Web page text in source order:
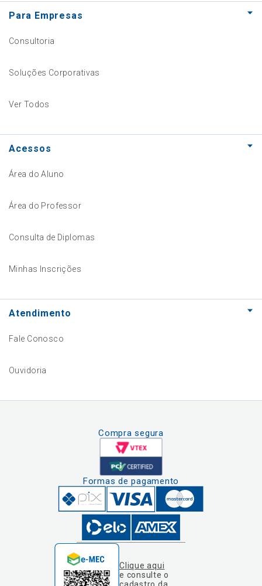
Para Empresas
Consultoria
Soluções Corporativas
Ver Todos
Acessos
Área do Aluno
Área do Professor
Consulta de Diplomas
Minhas Inscrições
Atendimento
Fale Conosco
Ouvidoria
Compra segura
Formas de pagamento
Clique aqui
e consulte o